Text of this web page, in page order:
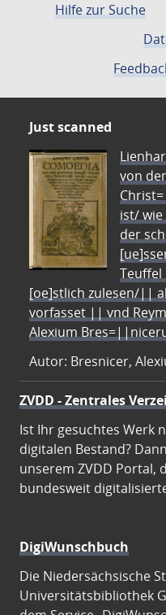
Hilfe zur Suche
Just scanned
von
ist/
der
[oe]stlich zulesen/||
vorfasset || vnd
Alexium
Autor: Bresnicer,
ZVDD - Zentrales
Ist Ihr gesuchtes Werk
digitalen Bestand?
unserem ZVDD Portal,
bundesweit
DigiWunschbuch
Die Niedersächsische
Universitätsbibliothek